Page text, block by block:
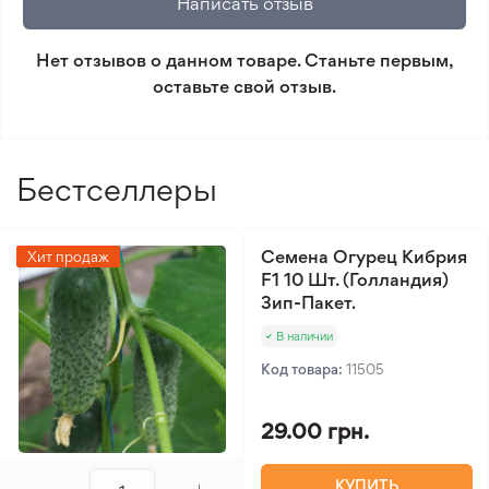
который не соответствует ожиданиям. Согласно
условиям возврата.
Нет отзывов о данном товаре. Станьте первым,
оставьте свой отзыв.
Бестселлеры
Хит продаж
Семена Огурец Кибрия
F1 10 Шт. (Голландия)
Зип-Пакет.
В наличии
Код товара: 11505
29.00 грн.
КУПИТЬ